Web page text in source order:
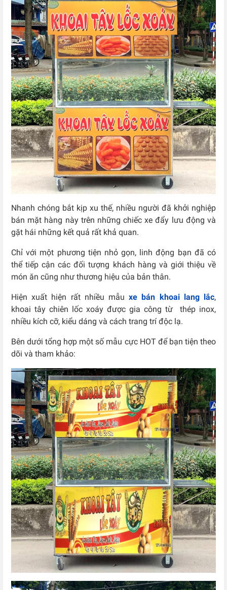
Nhanh chóng bắt kịp xu thế, nhiều người đã khởi nghiệp
bán mặt hàng này trên những chiếc xe đẩy lưu động và
gặt hái những kết quả rất khả quan.
Chỉ với một phương tiện nhỏ gọn, linh động bạn đã có
thể tiếp cận các đối tượng khách hàng và giới thiệu về
món ăn cũng như thương hiệu của bản thân.
Hiện xuất hiện rất nhiều mẫuxe bán khoai lang lắc,
khoai tây chiên lốc xoáy được gia công từ thép inox,
nhiều kích cỡ, kiểu dáng và cách trang trí độc lạ.
Bên dưới tổng hợp một số mẫu cực HOT để bạn tiện theo
dõi và tham khảo: